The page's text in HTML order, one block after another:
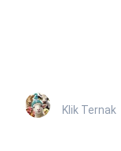
Klik Ternak